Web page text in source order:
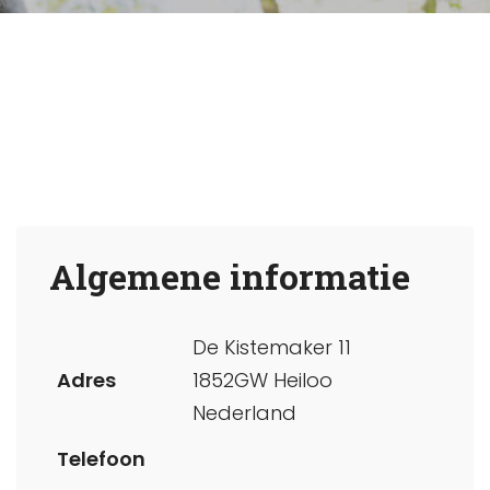
Algemene informatie
Adres
De Kistemaker 11
1852GW Heiloo
Nederland
Telefoon